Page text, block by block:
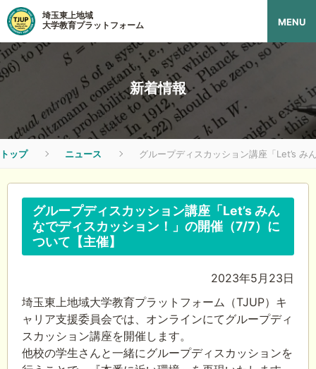
埼玉東上地域
大学教育プラットフォーム
MENU
新着情報
トップ ニュース グループディスカッション講座「Let’s
グループディスカッション講座「Let’s みん
なでディスカッション！」の開催（7/7）に
ついて【主催】
2023年5月23日
埼玉東上地域大学教育プラットフォーム（TJUP）キ
ャリア支援委員会では、オンラインにてグループディ
スカッション講座を開催します。
他校の学生さんと一緒にグループディスカッションを